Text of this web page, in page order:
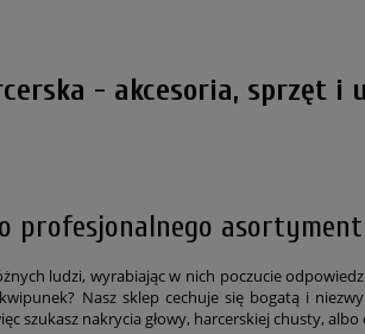
- akcesoria, sprzęt
profesjonalnego
ludzi, wyrabiając w nich poczucie
Nasz sklep cechuje się bogatą i
szukasz nakrycia głowy, harcerskiej chusty,